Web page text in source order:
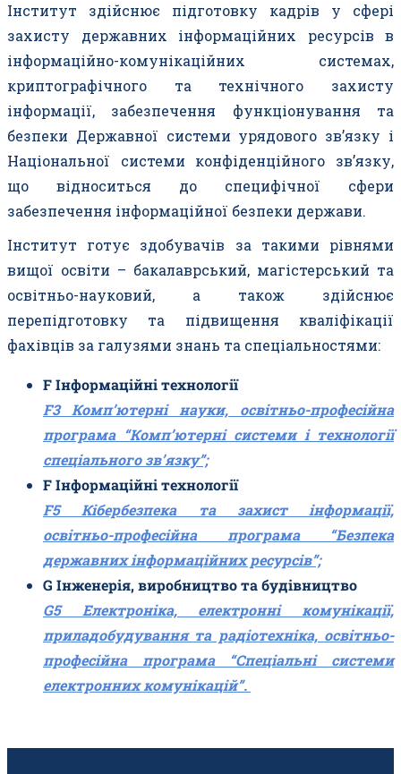
Інститут здійснює підготовку кадрів у сфері
захисту державних інформаційних ресурсів в
інформаційно-комунікаційних системах,
криптографічного та технічного захисту
інформації, забезпечення функціонування та
безпеки Державної системи урядового зв’язку і
Національної системи конфіденційного зв’язку,
що відноситься до специфічної сфери
забезпечення інформаційної безпеки держави.
Інститут готує здобувачів за такими рівнями
вищої освіти – бакалаврський, магістерський та
освітньо-науковий, а також здійснює
перепідготовку та підвищення кваліфікації
фахівців за галузями знань та спеціальностями:
F Інформаційні технології
F3 Комп’ютерні науки, освітньо-професійна
програма “Комп’ютерні системи і технології
спеціального зв’язку”;
F Інформаційні технології
F5 Кібербезпека та захист інформації,
освітньо-професійна програма “Безпека
державних інформаційних ресурсів”;
G Інженерія, виробництво та будівництво
G5 Електроніка, електронні комунікації,
приладобудування та радіотехніка, освітньо-
професійна програма “Спеціальні системи
електронних комунікацій”.